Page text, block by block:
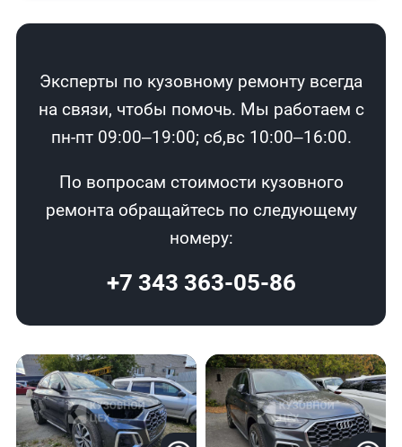
Эксперты по кузовному ремонту всегда
на связи, чтобы помочь. Мы работаем с
пн-пт 09:00–19:00; сб,вс 10:00–16:00.
По вопросам стоимости кузовного
ремонта обращайтесь по следующему
номеру:
+7 343 363-05-86